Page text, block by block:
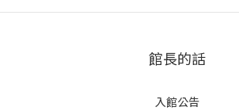
館長的話
入館公告